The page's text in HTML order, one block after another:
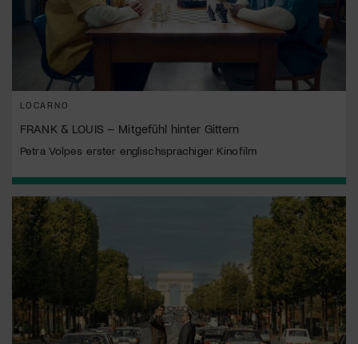
LOCARNO
FRANK & LOUIS – Mitgefühl hinter Gittern
Petra Volpes erster englischsprachiger Kinofilm